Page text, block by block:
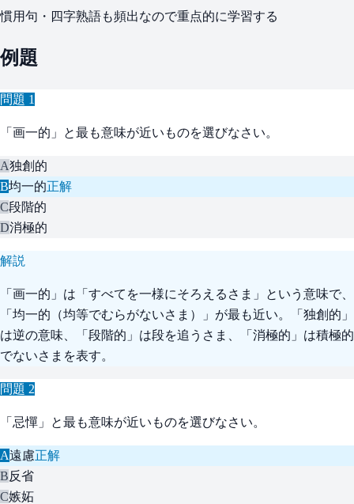
慣用句・四字熟語も頻出なので重点的に学習する
例題
問題 1
「画一的」と最も意味が近いものを選びなさい。
A独創的
B均一的正解
C段階的
D消極的
解説
「画一的」は「すべてを一様にそろえるさま」という意味で、
「均一的（均等でむらがないさま）」が最も近い。「独創的」
は逆の意味、「段階的」は段を追うさま、「消極的」は積極的
でないさまを表す。
問題 2
「忌憚」と最も意味が近いものを選びなさい。
A遠慮正解
B反省
C嫉妬